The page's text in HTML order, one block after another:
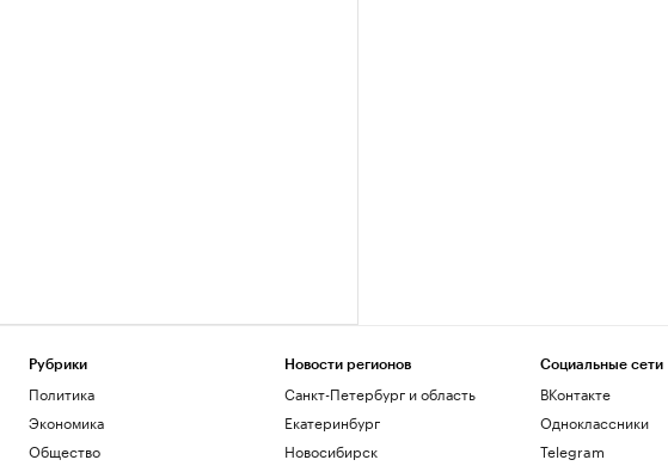
Рубрики
Политика
Экономика
Общество
Новости регионов
Санкт-Петербург и область
Екатеринбург
Новосибирск
Социальные сети
ВКонтакте
Одноклассники
Telegram